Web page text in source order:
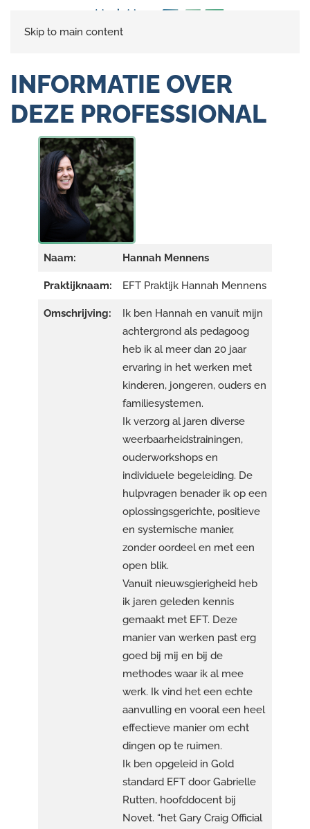
Skip to main content
INFORMATIE OVER
DEZE PROFESSIONAL
Naam: Hannah Mennens
Praktijknaam: EFT Praktijk Hannah Mennens
Omschrijving:
Ik ben Hannah en vanuit mijn
achtergrond als pedagoog
heb ik al meer dan 20 jaar
ervaring in het werken met
kinderen, jongeren, ouders en
familiesystemen.
Ik verzorg al jaren diverse
weerbaarheidstrainingen,
ouderworkshops en
individuele begeleiding. De
hulpvragen benader ik op een
oplossingsgerichte, positieve
en systemische manier,
zonder oordeel en met een
open blik.
Vanuit nieuwsgierigheid heb
ik jaren geleden kennis
gemaakt met EFT. Deze
manier van werken past erg
goed bij mij en bij de
methodes waar ik al mee
werk. Ik vind het een echte
aanvulling en vooral een heel
effectieve manier om echt
dingen op te ruimen.
Ik ben opgeleid in Gold
standard EFT door Gabrielle
Rutten, hoofddocent bij
Novet. “het Gary Craig Official